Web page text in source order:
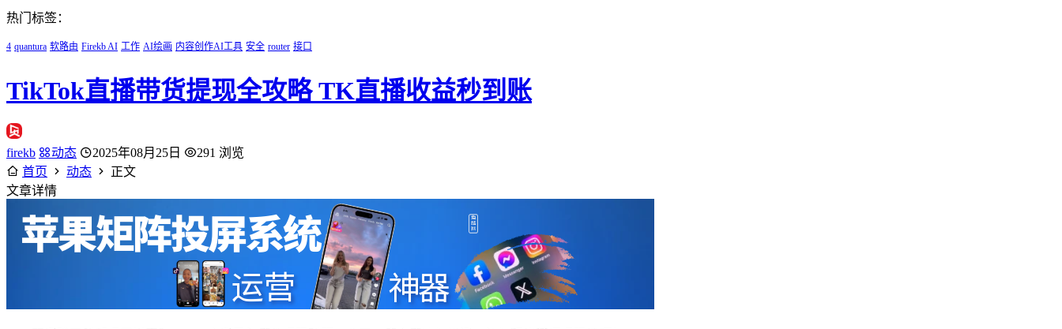
热门标签：
4 quantura 软路由 Firekb AI 工作 AI绘画 内容创作AI工具 安全 router 接口
TikTok直播带货提现全攻略 TK直播收益秒到账
firekb 动态 2025年08月25日
291 浏览
首页
动态
正文
文章详情